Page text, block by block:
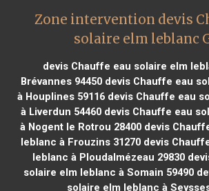
Zone intervention devis
solaire elm leblanc
devis Chauffe eau solaire elm
Brévannes 94450devis Chauffe eau
à Houplines 59116 devis Chauffe eau
à Liverdun 54460 devis Chauffe eau
à Nogent le Rotrou 28400devis
leblanc à Frouzins 31270devis
leblanc à Ploudalmézeau 29830
solaire elm leblanc à Somain 59490
solaire elm leblanc à